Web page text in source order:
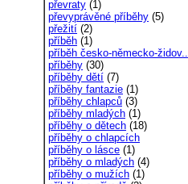
převraty (1)
převyprávěné příběhy (5)
přežití (2)
příběh (1)
příběh česko-německo-židov..
příběhy (30)
příběhy dětí (7)
příběhy fantazie (1)
příběhy chlapců (3)
příběhy mladých (1)
příběhy o dětech (18)
příběhy o chlapcích
příběhy o lásce (1)
příběhy o mladých (4)
příběhy o mužích (1)